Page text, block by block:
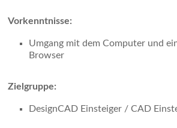
Vorkenntnisse:
Umgang mit dem Computer und
Browser
Zielgruppe:
DesignCAD Einsteiger / CAD